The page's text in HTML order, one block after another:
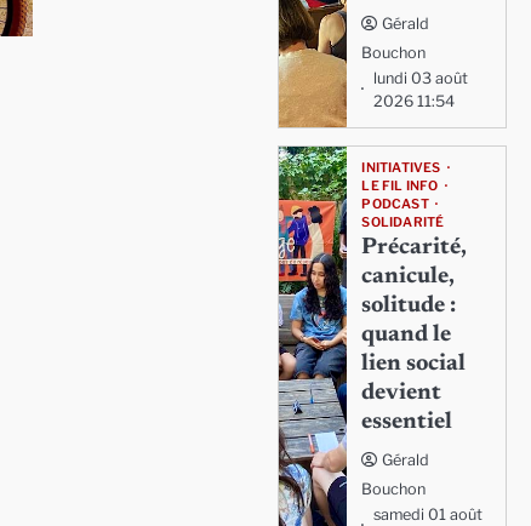
Gérald
Bouchon
lundi 03 août
2026 11:54
INITIATIVES
LE FIL INFO
PODCAST
SOLIDARITÉ
Précarité,
canicule,
solitude :
quand le
lien social
devient
essentiel
Gérald
Bouchon
samedi 01 août